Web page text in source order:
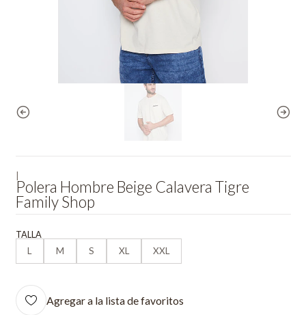
Polera Hombre Beige Calavera Tigre
Family Shop
TALLA
L
M S XL XXL
Agregar a la lista de favoritos